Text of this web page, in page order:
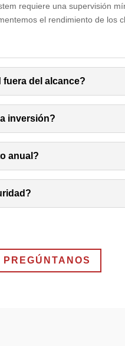
requiere una supervisión
el rendimiento de los
del alcance?
inversión?
anual?